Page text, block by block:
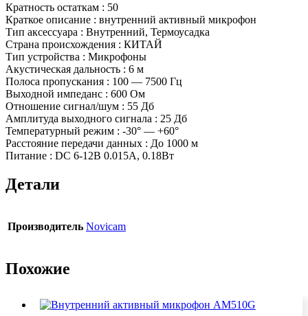
Кратность остаткам : 50
Краткое описание : внутренний активный микрофон
Тип аксессуара : Внутренний, Термоусадка
Страна происхождения : КИТАЙ
Тип устройства : Микрофоны
Акустическая дальность : 6 м
Полоса пропускания : 100 — 7500 Гц
Выходной импеданс : 600 Ом
Отношение сигнал/шум : 55 Дб
Амплитуда выходного сигнала : 25 Дб
Температурный режим : -30° — +60°
Расстояние передачи данных : До 1000 м
Питание : DC 6-12В 0.015A, 0.18Вт
Детали
Производитель Novicam
Похожие